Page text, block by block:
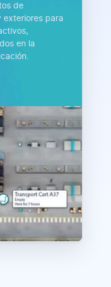
de
exteriores para
en la